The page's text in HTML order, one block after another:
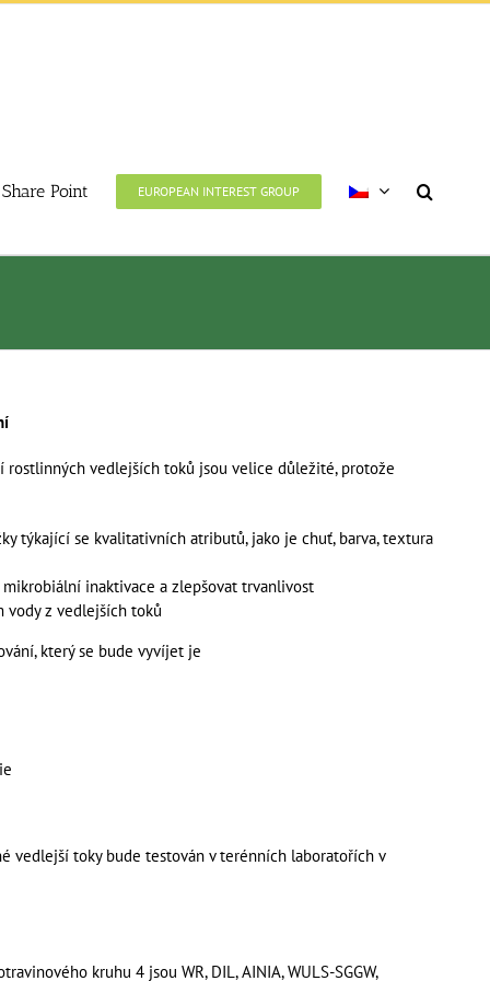
Share Point EUROPEAN INTEREST GROUP
rostlinných vedlejších toků jsou velice důležité, protože
týkající se kvalitativních atributů, jako je chuť, barva, textura
inaktivace a zlepšovat trvanlivost
vody z vedlejších toků
který se bude vyvíjet je
vedlejší toky bude testován v terénních laboratořích v
kruhu 4 jsou WR, DIL, AINIA, WULS-SGGW,